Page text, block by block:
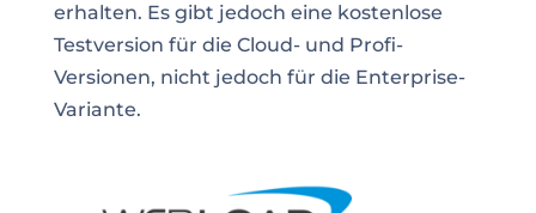
erhalten. Es gibt jedoch eine kostenlose
Testversion für die Cloud- und Profi-
Versionen, nicht jedoch für die Enterprise-
Variante.